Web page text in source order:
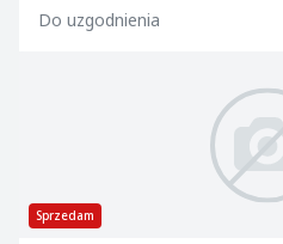
Do uzgodnienia
Sprzedam